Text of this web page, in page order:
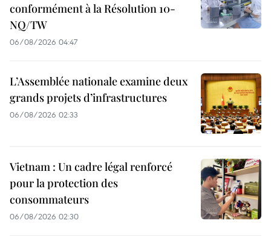
conformément à la Résolution 10-
NQ/TW
06/08/2026 04:47
L’Assemblée nationale examine deux
grands projets d’infrastructures
06/08/2026 02:33
Vietnam : Un cadre légal renforcé
pour la protection des
consommateurs
06/08/2026 02:30